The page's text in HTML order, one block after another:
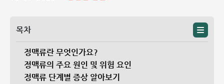
목차
정맥류란 무엇인가요?
정맥류의 주요 원인 및 위험 요인
정맥류 단계별 증상 알아보기